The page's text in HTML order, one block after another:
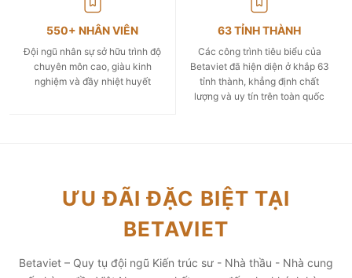
550+ NHÂN VIÊN
Đội ngũ nhân sự sở hữu trình độ
chuyên môn cao, giàu kinh
nghiệm và đầy nhiệt huyết
63 TỈNH THÀNH
Các công trình tiêu biểu của
Betaviet đã hiện diện ở khắp 63
tỉnh thành, khẳng định chất
lượng và uy tín trên toàn quốc
ƯU ĐÃI ĐẶC BIỆT TẠI
BETAVIET
Betaviet – Quy tụ đội ngũ Kiến trúc sư - Nhà thầu - Nhà cung